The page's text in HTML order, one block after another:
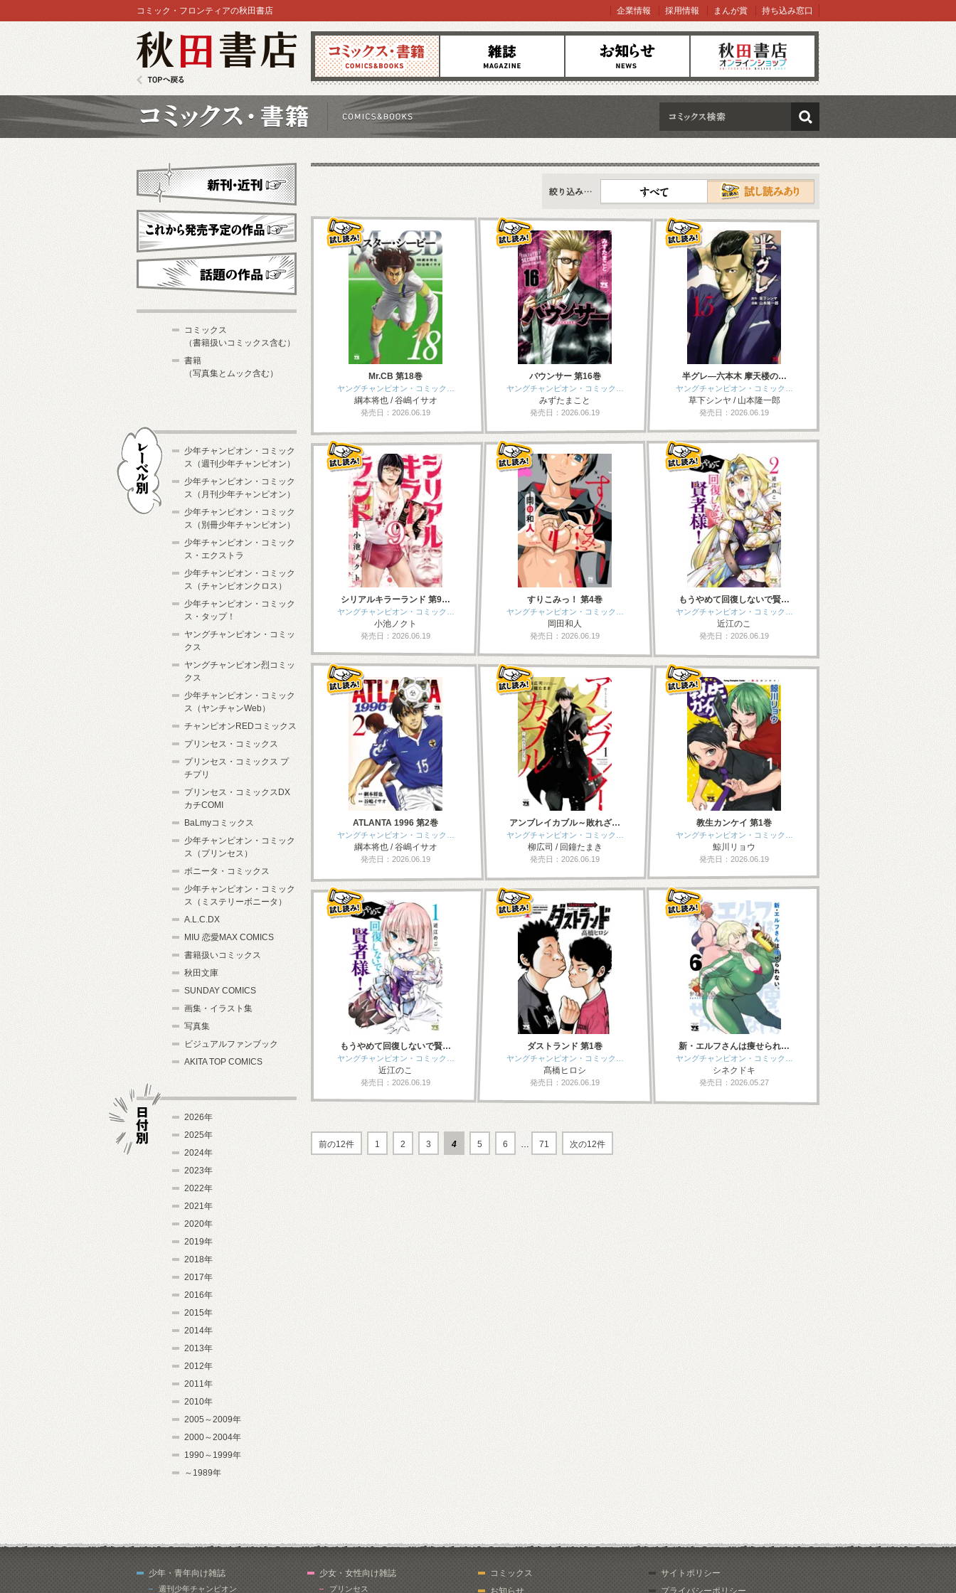
コミックス 雑誌 お知らせ オンラインショップ
コミック・フロンティアの秋田書店 企業情報 採用情報 まんが賞 持ち込み窓口
検索
新刊情報
すべて
Mr.CB 第18巻
ヤングチャンピオン・コミック…
綱本将也 / 谷嶋イサオ
発売日：2026.06.19
バウンサー 第16巻
ヤングチャンピオン・コミック…
みずたまこと
発売日：2026.06.19
半グレ―六本木 摩天楼の…
ヤングチャンピオン・コミック…
草下シンヤ / 山本隆一郎
発売日：2026.06.19
シリアルキラーランド 第9…
ヤングチャンピオン・コミック…
小池ノクト
発売日：2026.06.19
すりこみっ！ 第4巻
ヤングチャンピオン・コミック…
岡田和人
発売日：2026.06.19
もうやめて回復しないで賢…
ヤングチャンピオン・コミック…
近江のこ
発売日：2026.06.19
ATLANTA 1996 第2巻
ヤングチャンピオン・コミック…
綱本将也 / 谷嶋イサオ
発売日：2026.06.19
アンブレイカブル～敗れざ…
ヤングチャンピオン・コミック…
柳広司 / 回鐘たまき
発売日：2026.06.19
教生カンケイ 第1巻
ヤングチャンピオン・コミック…
鯨川リョウ
発売日：2026.06.19
もうやめて回復しないで賢…
ヤングチャンピオン・コミック…
近江のこ
発売日：2026.06.19
ダストランド 第1巻
ヤングチャンピオン・コミック…
髙橋ヒロシ
発売日：2026.06.19
新・エルフさんは痩せられ…
ヤングチャンピオン・コミック…
シネクドキ
発売日：2026.05.27
前の12件 1 2 3 4 5 6 … 71 次の12件
新刊・近刊
これから発売予定
コミックス
（書籍扱いコミックス含む）
書籍
（写真集とムック含む）
少年チャンピオン・コミック
ス（週刊少年チャンピオン）
少年チャンピオン・コミック
ス（月刊少年チャンピオン）
少年チャンピオン・コミック
ス（別冊少年チャンピオン）
少年チャンピオン・コミック
ス・エクストラ
少年チャンピオン・コミック
ス（チャンピオンクロス）
少年チャンピオン・コミック
ス・タップ！
ヤングチャンピオン・コミッ
クス
ヤングチャンピオン烈コミッ
クス
少年チャンピオン・コミック
ス（ヤンチャンWeb）
チャンピオンREDコミックス
プリンセス・コミックス
プリンセス・コミックス プ
チプリ
プリンセス・コミックスDX
カチCOMI
BaLmyコミックス
少年チャンピオン・コミック
ス（プリンセス）
ボニータ・コミックス
少年チャンピオン・コミック
ス（ミステリーボニータ）
A.L.C.DX
MIU 恋愛MAX COMICS
書籍扱いコミックス
秋田文庫
SUNDAY COMICS
画集・イラスト集
写真集
ビジュアルファンブック
AKITA TOP COMICS
2026年
2025年
2024年
2023年
2022年
2021年
2020年
2019年
2018年
2017年
2016年
2015年
2014年
2013年
2012年
2011年
2010年
2005～2009年
2000～2004年
1990～1999年
～1989年
少年・青年向け雑誌
週刊少年チャンピオン
少女・女性向け雑誌
プリンセス
コミックス
お知らせ
サイトポリシー
プライバシーポリシー